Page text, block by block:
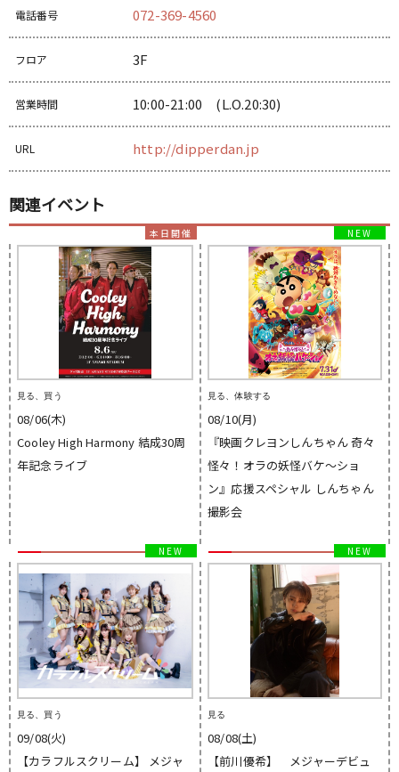
電話番号 072-369-4560
フロア 3F
営業時間 10:00-21:00 (L.O.20:30)
URL http://dipperdan.jp
関連イベント
見る、買う
08/06(木)
Cooley High Harmony 結成30周
年記念ライブ
見る、体験する
08/10(月)
『映画クレヨンしんちゃん 奇々
怪々！オラの妖怪バケ〜ショ
ン』応援スペシャル しんちゃん
撮影会
見る、買う
09/08(火)
【カラフルスクリーム】 メジャ
見る
08/08(土)
【前川優希】 メジャーデビュ